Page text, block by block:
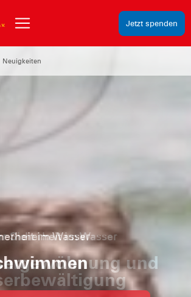
Jetzt spenden
Neuigkeiten
Sicherheit im Wasser
und